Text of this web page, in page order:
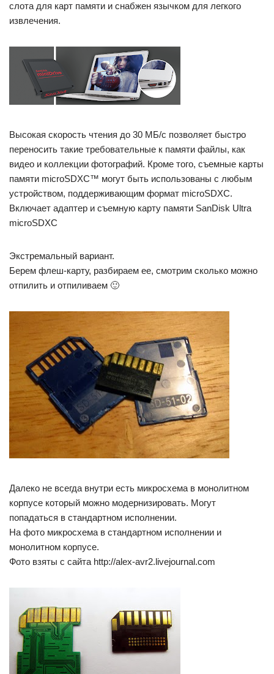
слота для карт памяти и снабжен язычком для легкого
извлечения.
Высокая скорость чтения до 30 МБ/с позволяет быстро
переносить такие требовательные к памяти файлы, как
видео и коллекции фотографий. Кроме того, съемные карты
памяти microSDXC™ могут быть использованы с любым
устройством, поддерживающим формат microSDXC.
Включает адаптер и съемную карту памяти SanDisk Ultra
microSDXC
Экстремальный вариант.
Берем флеш-карту, разбираем ее, смотрим сколько можно
отпилить и отпиливаем 🙂
Далеко не всегда внутри есть микросхема в монолитном
корпусе который можно модернизировать. Могут
попадаться в стандартном исполнении.
На фото микросхема в стандартном исполнении и
монолитном корпусе.
Фото взяты с сайта http://alex-avr2.livejournal.com